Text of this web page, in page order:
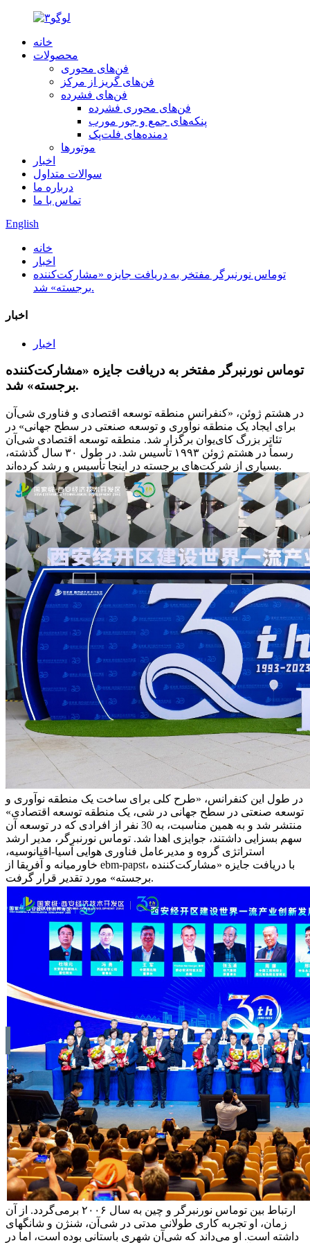
خانه
محصولات
فن‌های محوری
فن‌های گریز از مرکز
فن‌های فشرده
فن‌های محوری فشرده
پنکه‌های جمع و جور مورب
دمنده‌های فلت‌پک
موتورها
اخبار
سوالات متداول
درباره ما
تماس با ما
English
خانه
اخبار
توماس نورنبرگر مفتخر به دریافت جایزه «مشارکت‌کننده
برجسته» شد.
اخبار
اخبار
توماس نورنبرگر مفتخر به دریافت جایزه «مشارکت‌کننده
برجسته» شد.
در هشتم ژوئن، «کنفرانس منطقه توسعه اقتصادی و فناوری شی‌آن
برای ایجاد یک منطقه نوآوری و توسعه صنعتی در سطح جهانی» در
تئاتر بزرگ کای‌یوان برگزار شد. منطقه توسعه اقتصادی شی‌آن
رسماً در هشتم ژوئن ۱۹۹۳ تأسیس شد. در طول ۳۰ سال گذشته،
بسیاری از شرکت‌های برجسته در اینجا تأسیس و رشد کرده‌اند.
در طول این کنفرانس، «طرح کلی برای ساخت یک منطقه نوآوری و
توسعه صنعتی در سطح جهانی در شی، یک منطقه توسعه اقتصادی»
منتشر شد و به همین مناسبت، به 30 نفر از افرادی که در توسعه آن
سهم بسزایی داشتند، جوایزی اهدا شد. توماس نورنبرگر، مدیر ارشد
استراتژی گروه و مدیرعامل فناوری هوایی آسیا-اقیانوسیه،
خاورمیانه و آفریقا از ebm-papst، با دریافت جایزه «مشارکت‌کننده
برجسته» مورد تقدیر قرار گرفت.
ارتباط بین توماس نورنبرگر و چین به سال ۲۰۰۶ برمی‌گردد. از آن
زمان، او تجربه کاری طولانی مدتی در شی‌آن، شنژن و شانگهای
داشته است. او می‌داند که شی‌آن شهری باستانی بوده است، اما در